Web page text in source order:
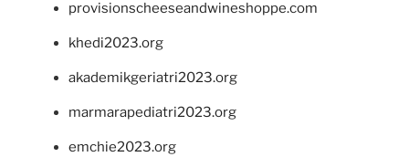
provisionscheeseandwineshoppe.com
khedi2023.org
akademikgeriatri2023.org
marmarapediatri2023.org
emchie2023.org